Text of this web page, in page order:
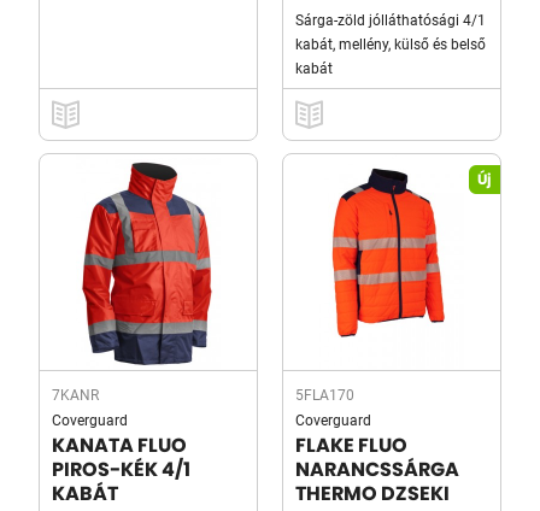
Sárga-zöld jólláthatósági 4/1
kabát, mellény, külső és belső
kabát
7KANR
Coverguard
KANATA FLUO
PIROS-KÉK 4/1
KABÁT
Új
5FLA170
Coverguard
FLAKE FLUO
NARANCSSÁRGA
THERMO DZSEKI